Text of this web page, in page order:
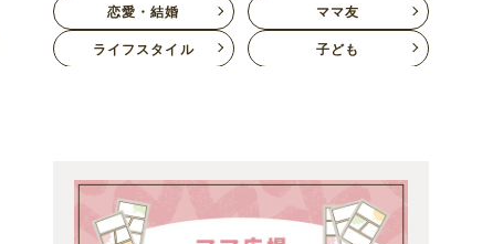
恋愛・結婚
ママ友
ライフスタイル
子ども